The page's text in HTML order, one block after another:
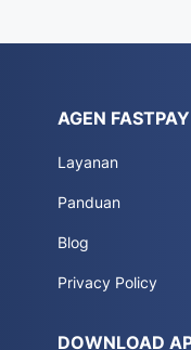
AGEN FASTPAY
Layanan
Panduan
Blog
Privacy Policy
DOWNLOAD